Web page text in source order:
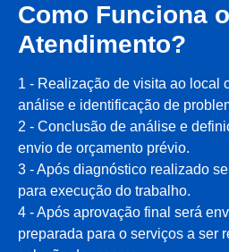
Como Funciona o
Atendimento?
1 - Realização de visita ao local
análise e identificação de
2 - Conclusão de análise e
envio de orçamento prévio.
3 - Após diagnóstico realizado
para execução do trabalho.
4 - Após aprovação final será
preparada para o serviços a ser